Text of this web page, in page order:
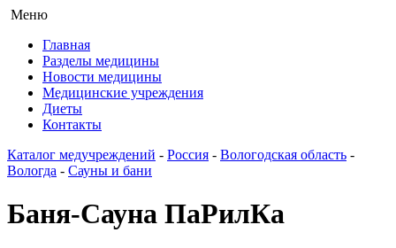
Меню
Главная
Разделы медицины
Новости медицины
Медицинские учреждения
Диеты
Контакты
Каталог медучреждений - Россия - Вологодская область -
Вологда - Сауны и бани
Баня-Сауна ПаРилКа